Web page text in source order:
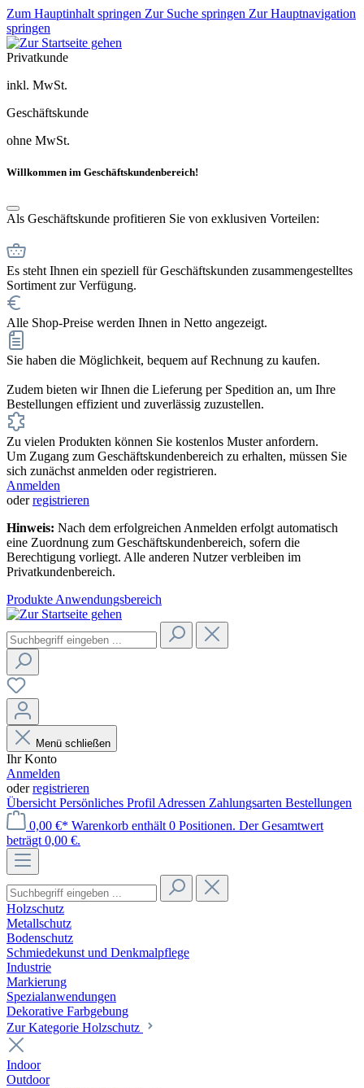
Zum Hauptinhalt springen Zur Suche springen Zur Hauptnavigation
springen
Privatkunde
inkl. MwSt.
Geschäftskunde
ohne MwSt.
Willkommen im Geschäftskundenbereich!
Als Geschäftskunde profitieren Sie von exklusiven Vorteilen:
Es steht Ihnen ein speziell für Geschäftskunden zusammengestelltes
Sortiment zur Verfügung.
Alle Shop-Preise werden Ihnen in Netto angezeigt.
Sie haben die Möglichkeit, bequem auf Rechnung zu kaufen.
Zudem bieten wir Ihnen die Lieferung per Spedition an, um Ihre
Bestellungen effizient und zuverlässig zuzustellen.
Zu vielen Produkten können Sie kostenlos Muster anfordern.
Um Zugang zum Geschäftskundenbereich zu erhalten, müssen Sie
sich zunächst anmelden oder registrieren.
Anmelden
oderregistrieren
Hinweis: Nach dem erfolgreichen Anmelden erfolgt automatisch
eine Zuordnung zum Geschäftskundenbereich, sofern die
Berechtigung vorliegt. Alle anderen Nutzer verbleiben im
Privatkundenbereich.
Produkte Anwendungsbereich
Menü schließen
Ihr Konto
Anmelden
oderregistrieren
Übersicht Persönliches Profil Adressen Zahlungsarten Bestellungen
0,00 €* Warenkorb enthält 0 Positionen. Der Gesamtwert
beträgt 0,00 €.
Holzschutz
Metallschutz
Bodenschutz
Schmiedekunst und Denkmalpflege
Industrie
Markierung
Spezialanwendungen
Dekorative Farbgebung
Zur Kategorie Holzschutz
Indoor
Outdoor